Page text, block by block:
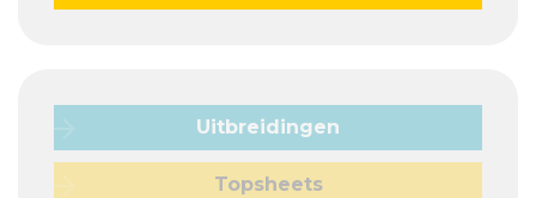
Uitbreidingen
Topsheets